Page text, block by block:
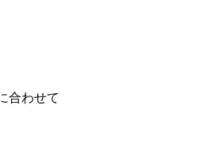
合わせて